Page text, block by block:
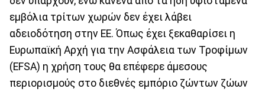
εμβόλια τρίτων χωρών δεν έχει λάβει
αδειοδότηση στην ΕΕ. Όπως έχει ξεκαθαρίσει η
Ευρωπαϊκή Αρχή για την Ασφάλεια των Τροφίμων
(EFSA) η χρήση τους θα επέφερε άμεσους
περιορισμούς στο διεθνές εμπόριο ζώντων ζώων